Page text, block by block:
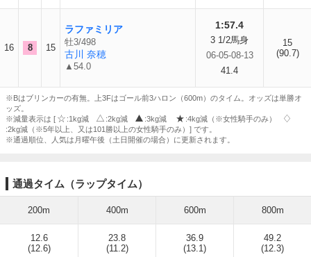
16 8 15
ラファミリア
牡3/498
古川 奈穂
▲54.0
1:57.4
3 1/2馬身
06-05-08-13
41.4
15
(90.7)
※Bはブリンカーの有無。上3Fはゴール前3ハロン（600m）のタイム。オッズは単勝オ
ッズ。
※減量表示は [
:1kg減 :2kg減 :3kg減
:4kg減（※女性騎手のみ）
:2kg減（※5年以上、又は101勝以上の女性騎手のみ）] です。
※通過順位、人気は月曜午後（土日開催の場合）に更新されます。
通過タイム（ラップタイム）
200m 400m 600m 800m
12.6
(12.6)
23.8
(11.2)
36.9
(13.1)
49.2
(12.3)